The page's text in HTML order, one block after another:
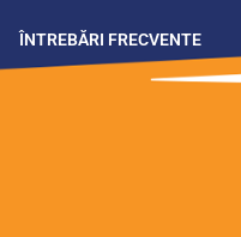
ÎNTREBĂRI FRECVENTE